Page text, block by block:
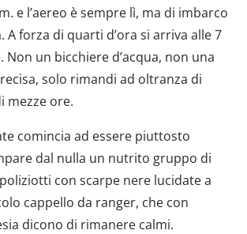
e l’aereo è sempre lì, ma di imbarco
A forza di quarti d’ora si arriva alle 7
Non un bicchiere d’acqua, non una
solo rimandi ad oltranza di
mezze ore.
comincia ad essere piuttosto
dal nulla un nutrito gruppo di
con scarpe nere lucidate a
cappello da ranger, che con
dicono di rimanere calmi.